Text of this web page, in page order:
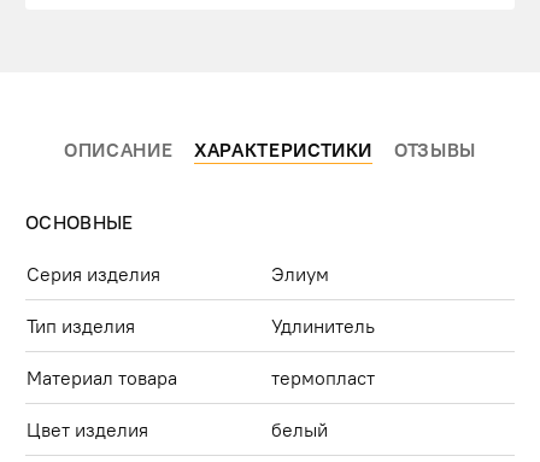
ОПИСАНИЕ ХАРАКТЕРИСТИКИ ОТЗЫВЫ
ОСНОВНЫЕ
Серия изделия Элиум
Тип изделия Удлинитель
Материал товара термопласт
Цвет изделия белый